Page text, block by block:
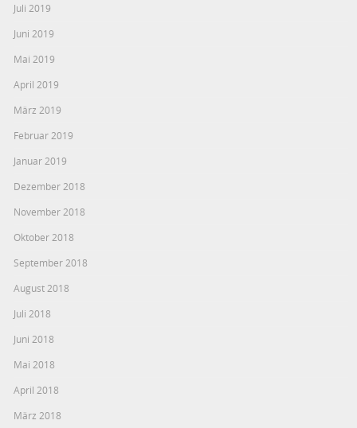
Juli 2019
Juni 2019
Mai 2019
April 2019
März 2019
Februar 2019
Januar 2019
Dezember 2018
November 2018
Oktober 2018
September 2018
August 2018
Juli 2018
Juni 2018
Mai 2018
April 2018
März 2018